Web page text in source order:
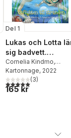
Del 1
Lukas och Lotta
sig badvett.
Utflykten till
stranden
Cornelia Kindmo,
Svenska
livräddningssällskapet
Kartonnage, 2022
5,0utav 5 stjärnor.
(3)
165 kr